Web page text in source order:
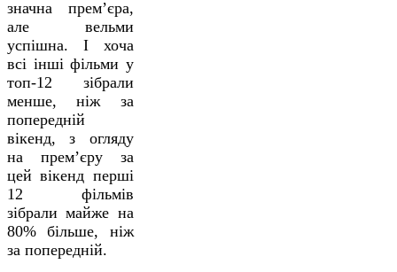
значна прем’єра,
але вельми
успішна. І хоча
всі інші фільми у
топ-12 зібрали
менше, ніж за
попередній
вікенд, з огляду
на прем’єру за
цей вікенд перші
12 фільмів
зібрали майже на
80% більше, ніж
за попередній.